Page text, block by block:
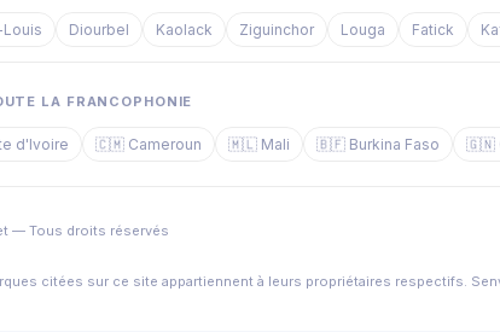
Louis Diourbel Kaolack Ziguinchor Louga Fatick
LA FRANCOPHONIE
d'Ivoire 🇨🇲 Cameroun 🇲🇱 Mali 🇧🇫 Burkina Faso 🇬🇳
— Tous droits réservés
citées sur ce site appartiennent à leurs propriétaires respectifs.